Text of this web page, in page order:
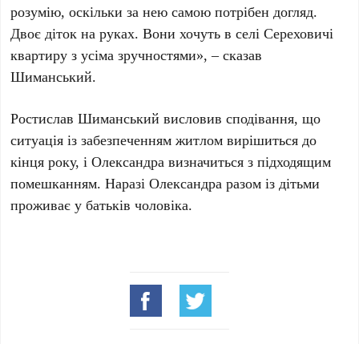
розумію, оскільки за нею самою потрібен догляд.
Двоє діток на руках. Вони хочуть в селі Сереховичі
квартиру з усіма зручностями», – сказав
Шиманський.
Ростислав Шиманський висловив сподівання, що
ситуація із забезпеченням житлом вирішиться до
кінця року, і Олександра визначиться з підходящим
помешканням. Наразі Олександра разом із дітьми
проживає у батьків чоловіка.